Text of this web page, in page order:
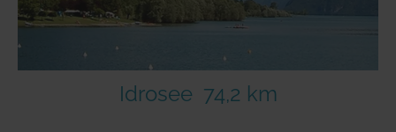
Idrosee 74,2 km